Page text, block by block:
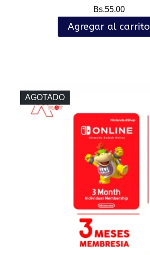
Bs.55.00
Agregar al carrito
AGOTADO